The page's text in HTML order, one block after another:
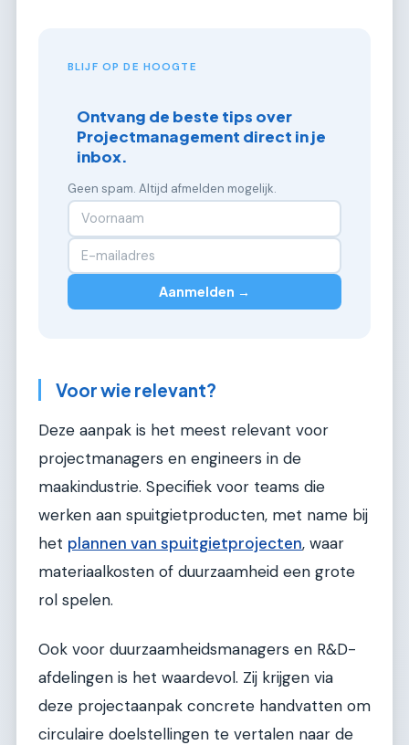
BLIJF OP DE HOOGTE
Ontvang de beste tips over
Projectmanagement direct in je
inbox.
Geen spam. Altijd afmelden mogelijk.
Aanmelden →
Voor wie relevant?
Deze aanpak is het meest relevant voor
projectmanagers en engineers in de
maakindustrie. Specifiek voor teams die
werken aan spuitgietproducten, met name bij
het plannen van spuitgietprojecten, waar
materiaalkosten of duurzaamheid een grote
rol spelen.
Ook voor duurzaamheidsmanagers en R&D-
afdelingen is het waardevol. Zij krijgen via
deze projectaanpak concrete handvatten om
circulaire doelstellingen te vertalen naar de